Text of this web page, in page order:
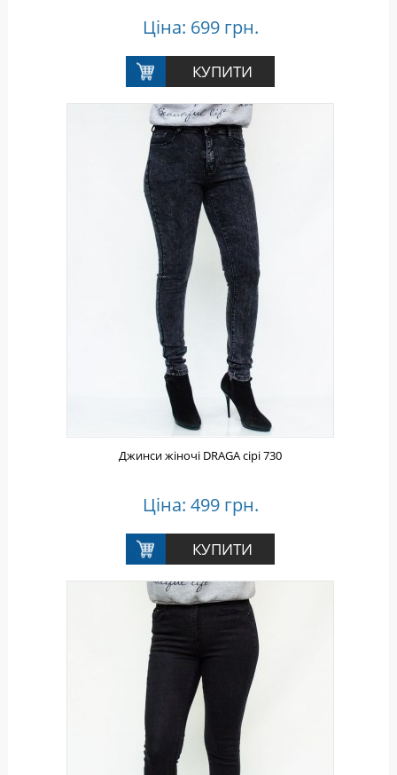
Ціна: 699 грн.
Джинси жіночі DRAGA сірі 730
Ціна: 499 грн.